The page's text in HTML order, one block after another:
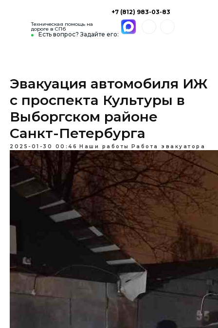
Есть вопрос? Задайте его:
+7 (812) 983-03-83
Техническая помощь на
дороге в СПб
Эвакуация автомобиля ИЖ
с проспекта Культуры в
Выборгском районе
Санкт-Петербурга
2025-01-30 00:46 Наши работы Работа эвакуатора